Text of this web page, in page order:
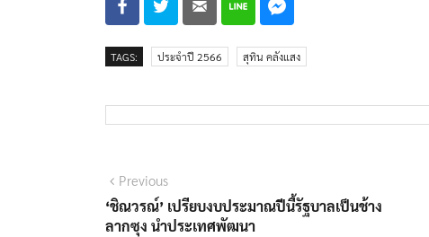
TAGS: ประจำปี 2566 สุทิน คลังแสง
แนะแนว
เรื่อง
PreviousPrevious
post:
‘ชิณวรณ์’ เปรียบงบประมาณปีนี้รัฐบาลเป็นช้าง
ลากซุง นำประเทศพัฒนา